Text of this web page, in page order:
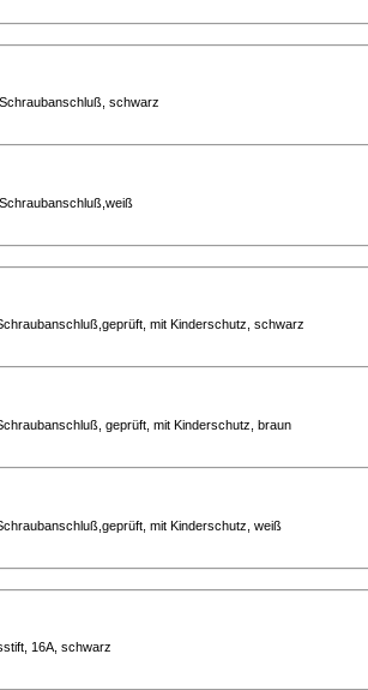
schwarz
mit Kinderschutz, schwarz
geprüft, mit Kinderschutz, braun
mit Kinderschutz, weiß
16A, schwarz